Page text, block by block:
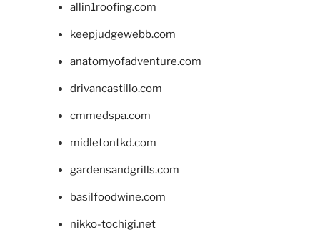
allin1roofing.com
keepjudgewebb.com
anatomyofadventure.com
drivancastillo.com
cmmedspa.com
midletontkd.com
gardensandgrills.com
basilfoodwine.com
nikko-tochigi.net